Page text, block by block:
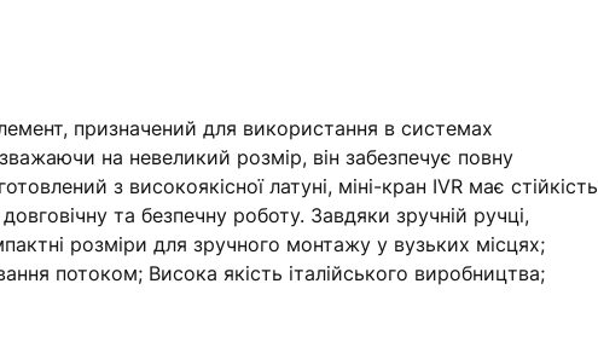
призначений для використання в системах
на невеликий розмір, він забезпечує повну
з високоякісної латуні, міні-кран IVR має стійкість
та безпечну роботу. Завдяки зручній ручці,
розміри для зручного монтажу у вузьких місцях;
потоком; Висока якість італійського виробництва;